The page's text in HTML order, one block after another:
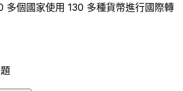
多個國家使用 130 多種貨幣進行國際轉